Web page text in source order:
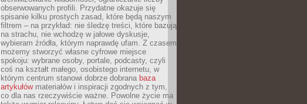
obserwowanych profili. Przydatne okazuje się
spisanie kilku prostych zasad, które będą naszym
filtrem – na przykład: nie śledzę treści, które bazują
na strachu, nie wchodzę w jałowe dyskusje,
wybieram źródła, którym naprawdę ufam. Z czasem
możemy stworzyć własne cyfrowe miejsce
spokoju: wybrane osoby, portale, podcasty, czyli
coś na kształt małego, osobistego internetu, w
którym centrum stanowi dobrze dobrana baza
artykułówmateriałów i inspiracji zgodnych z tym,
co dla nas rzeczywiście ważne. Powolne życie ma